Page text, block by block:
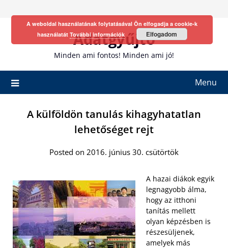
Adatgyűjtő
Minden ami fontos! Minden ami jó!
Menu
A külföldön tanulás kihagyhatatlan
lehetőséget rejt
Posted on 2016. június 30. csütörtök
A hazai diákok egyik
legnagyobb álma,
hogy az itthoni
tanítás mellett
olyan képzésben is
részesüljenek,
amelyek más
A weboldal használatának folytatásával Ön elfogadja a cookie-k
használatát További információk Elfogadom